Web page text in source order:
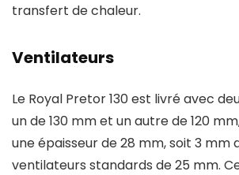
transfert de chaleur.
Ventilateurs
Le Royal Pretor 130 est livré avec
un de 130 mm et un autre de 120
une épaisseur de 28 mm, soit 3 mm
ventilateurs standards de 25 mm.